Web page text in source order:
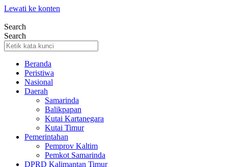
Lewati ke konten
Search
Search
Beranda
Peristiwa
Nasional
Daerah
Samarinda
Balikpapan
Kutai Kartanegara
Kutai Timur
Pemerintahan
Pemprov Kaltim
Pemkot Samarinda
DPRD Kalimantan Timur